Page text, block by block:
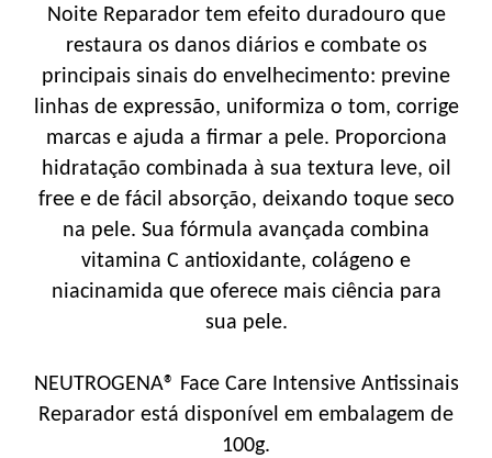
Noite Reparador tem efeito duradouro que
restaura os danos diários e combate os
principais sinais do envelhecimento: previne
linhas de expressão, uniformiza o tom, corrige
marcas e ajuda a firmar a pele. Proporciona
hidratação combinada à sua textura leve, oil
free e de fácil absorção, deixando toque seco
na pele. Sua fórmula avançada combina
vitamina C antioxidante, colágeno e
niacinamida que oferece mais ciência para
sua pele.
NEUTROGENA® Face Care Intensive Antissinais
Reparador está disponível em embalagem de
100g.